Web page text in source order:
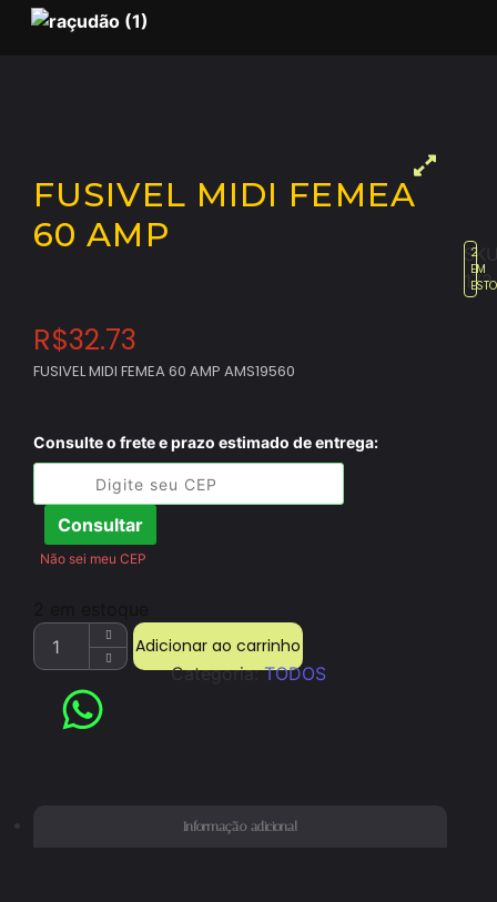
FUSIVEL MIDI FEMEA
60 AMP
173
2
EM
R$32.73
FUSIVEL MIDI FEMEA 60 AMP AMS19560
Consulte o frete e prazo estimado de entrega:
Consultar
Não sei meu CEP
Adicionar ao carrinho
Categoria:TODOS
Informação adicional